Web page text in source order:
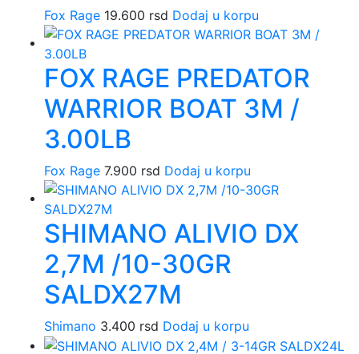
Fox Rage 19.600 rsd Dodaj u korpu
FOX RAGE PREDATOR
WARRIOR BOAT 3M /
3.00LB
Fox Rage 7.900 rsd Dodaj u korpu
SHIMANO ALIVIO DX
2,7M /10-30GR
SALDX27M
Shimano 3.400 rsd Dodaj u korpu